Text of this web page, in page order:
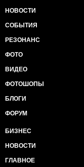
НОВОСТИ
СОБЫТИЯ
РЕЗОНАНС
ФОТО
ВИДЕО
ФОТОШОПЫ
БЛОГИ
ФОРУМ
БИЗНЕС
НОВОСТИ
ГЛАВНОЕ